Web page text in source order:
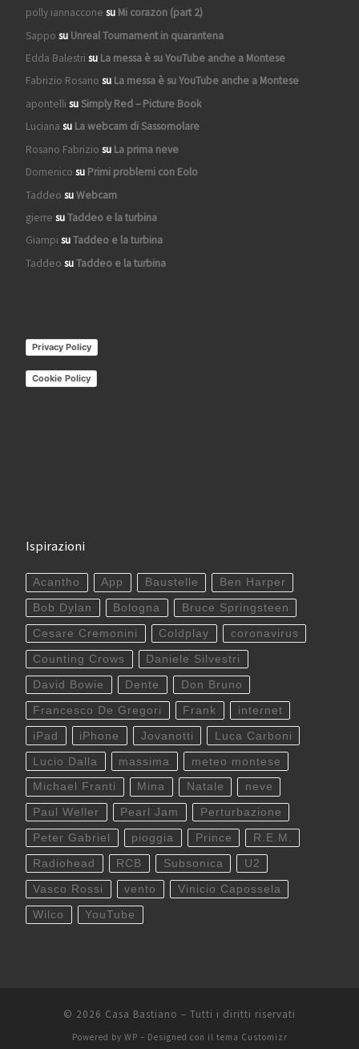
polly iannaccone su Mi corazon (part 2)
Sappo su Unreal Tournament in quarantena
Edda Balestri su La messa è su YouTube anche a Montese
Fabrizio Rosano su La messa è su YouTube anche a Montese
apontelli suSimply Red – Picture Book
Luciana su La webcam di Sassomolare
Rosano Fabrizio su La prima neve
Domenico su Primi problemi con Eolo
Taddeo suWebcam
gierre suTaddeo e la turbina
Giampi suTaddeo e la turbina
Taddeo suTaddeo e la turbina
Privacy Policy
Cookie Policy
Ispirazioni
Acantho App Baustelle Ben Harper
Bob Dylan Bologna Bruce Springsteen
Cesare Cremonini Coldplay coronavirus
Counting Crows Daniele Silvestri
David Bowie Dente Don Bruno
Francesco De Gregori Frank internet
iPad iPhone Jovanotti Luca Carboni
Lucio Dalla massima meteo montese
Michael Franti Mina Natale neve
Paul Weller Pearl Jam Perturbazione
Peter Gabriel pioggia Prince R.E.M.
Radiohead RCB Subsonica U2
Vasco Rossi vento Vinicio Capossela
Wilco YouTube
© 2026 Casa Bastiano – Tutti i diritti riservati
Powered by WP – Designed con il tema Customizr